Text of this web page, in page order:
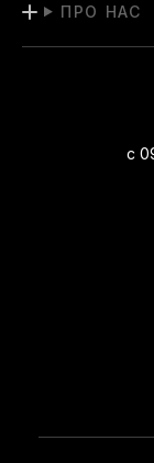
ПРО НАС
с